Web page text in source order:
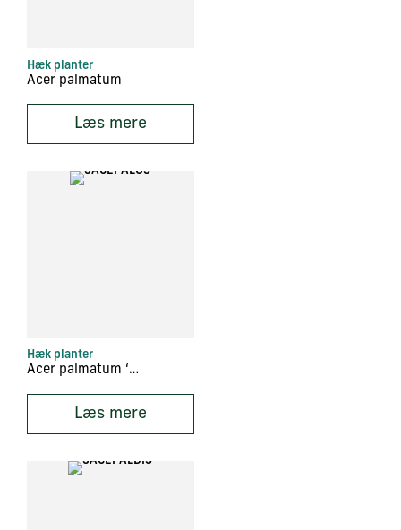
Hæk planter
Acer palmatum
Læs mere
Hæk planter
Acer palmatum ‘Osakazuki’
Læs mere